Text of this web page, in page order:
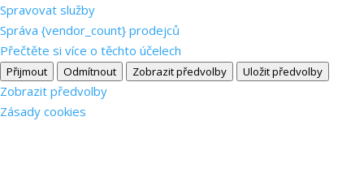
Spravovat služby
Správa {vendor_count} prodejců
Přečtěte si více o těchto účelech
Přijmout Odmítnout Zobrazit předvolby Uložit předvolby
Zobrazit předvolby
Zásady cookies